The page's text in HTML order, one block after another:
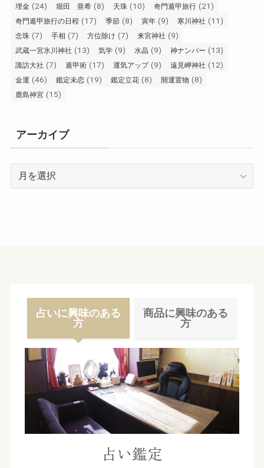
埋金 (24) 堀田 亜希 (8) 天珠 (10) 奇門遁甲旅行 (21)
奇門遁甲旅行の日程 (17) 季節 (8) 寅年 (9) 寒川神社 (11)
念珠 (7) 手相 (7) 方位除け (7) 来宮神社 (9)
武蔵一宮氷川神社 (13) 気学 (9) 水晶 (9) 神ナンバー (13)
諏訪大社 (7) 遁甲術 (17) 運気アップ(9) 遠見岬神社 (12)
金運 (46) 鑑定未恋 (19) 鑑定立花 (8) 開運置物 (8)
鹿島神宮 (15)
アーカイブ
ー
占いに興味のある
方
商品に興味のある
方
占い鑑定